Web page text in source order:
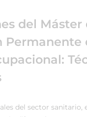
del Máster
Permanente
del sector sanitario,